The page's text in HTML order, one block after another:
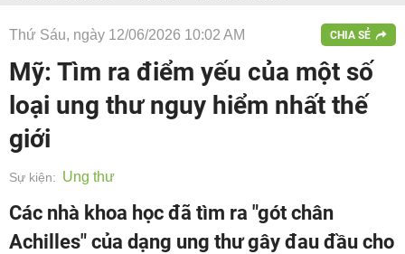
Thứ Sáu, ngày 12/06/2026 10:02 AM CHIA SẺ
Mỹ: Tìm ra điểm yếu của một số
loại ung thư nguy hiểm nhất thế
giới
Sự kiện: Ung thư
Các nhà khoa học đã tìm ra "gót chân
Achilles" của dạng ung thư gây đau đầu cho